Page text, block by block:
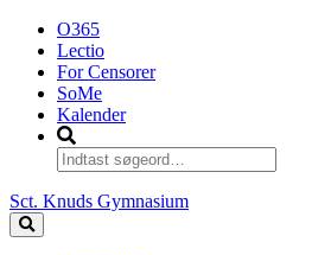
O365
Lectio
For Censorer
SoMe
Kalender
Sct. Knuds Gymnasium